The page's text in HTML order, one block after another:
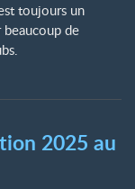
toujours un
de
2025 au